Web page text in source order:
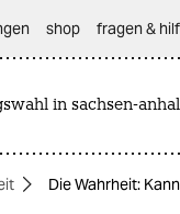
shop fragen &
in sachsen-
Die Wahrheit: